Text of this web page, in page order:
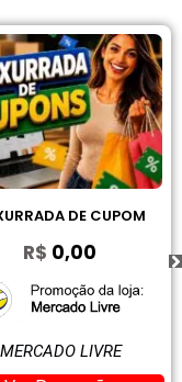
DE CUPOM
R$ 0,00
MERCADO LIVRE